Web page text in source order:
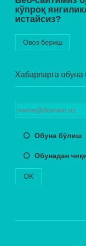
кўпроқ
истайсиз?
Овоз бериш
Хабарларга обуна
Обуна бўлиш
Обунадан
OK